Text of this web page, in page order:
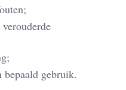
bepaald gebruik.